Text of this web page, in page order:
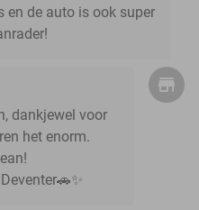
en de auto is ook super
dankjewel voor
het enorm.